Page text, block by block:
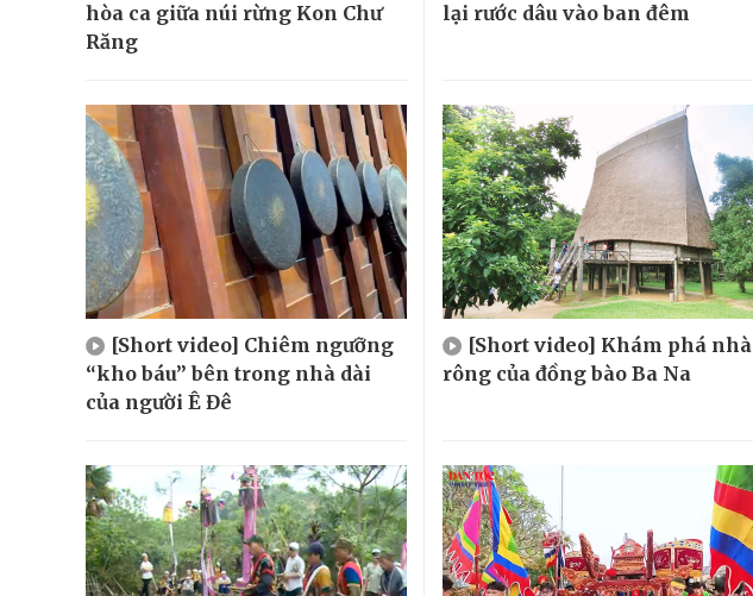
hòa ca giữa núi rừng Kon Chư
Răng
lại rước dâu vào ban đêm
[Short video] Chiêm ngưỡng
“kho báu” bên trong nhà dài
của người Ê Đê
[Short video] Khám phá nhà
rông của đồng bào Ba Na